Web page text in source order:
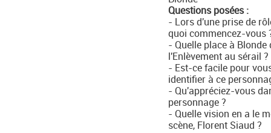
Questions posées :
- Lors d'une prise de
quoi commencez-vous
- Quelle place à Blonde
l'Enlèvement au sérail ?
- Est-ce facile pour
identifier à ce
- Qu'appréciez-vous
personnage ?
- Quelle vision en a le
scène, Florent Siaud ?